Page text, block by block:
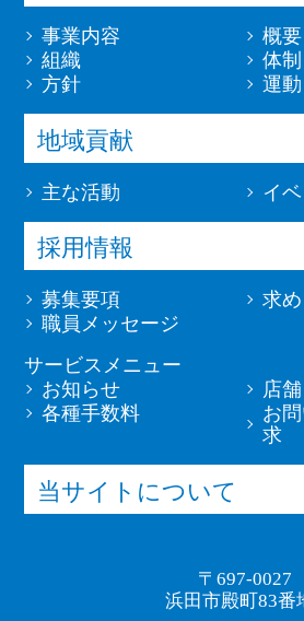
事業内容
概要
組織
体制
方針
運動
地域貢献
主な活動 イ
採用情報
募集要項
求
職員メッセージ
サービスメニュー
お知らせ
店
各種手数料
お
求
当サイトについて
〒697-0027
浜田市殿町83番